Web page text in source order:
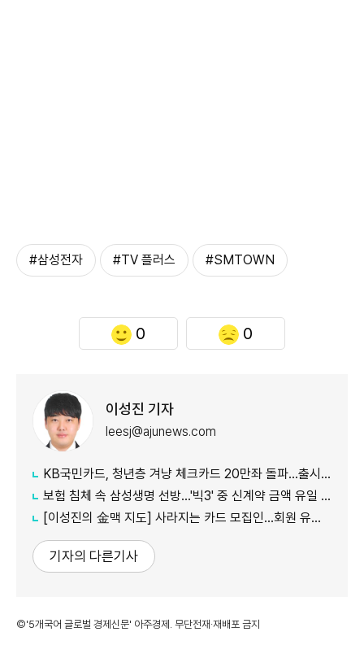
#삼성전자 #TV 플러스 #SMTOWN
0 0
이성진 기자
leesj@ajunews.com
KB국민카드, 청년층 겨냥 체크카드 20만좌 돌파…출시 8개월만
보험 침체 속 삼성생명 선방…'빅3' 중 신계약 금액 유일 증가
[이성진의 金맥 지도] 사라지는 카드 모집인…회원 유치도 '디지털 전환'
기자의 다른기사
©'5개국어 글로벌 경제신문' 아주경제. 무단전재·재배포 금지